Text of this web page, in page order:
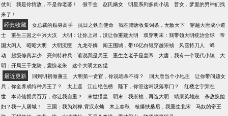
仗剑
我是你情敌，不是你老婆！ 假千金 赵氏嫡女 明星系列多肉小说
普女，梦里的男神们找
来了！
经典收藏 女总裁的贴身高手 抗日之铁血使命 我在隋唐收集词条，无敌天下
穿越大唐成小道
士
重生三国之中兴大汉 大明：让你上吊，没让你重建大明 双穿明末：我带领大明统治全球
帝
国大闲人
昭昭大明 大明流匪 九龙夺嫡 闯王围城，带10亿白银穿越崇祯 风雪持刀人
蝉
动
超级修真弃少 亮剑特种兵：谁说我是兵王 重生之老子是皇帝 大唐，我有一个现代小镇
大
明：开局三千龙骑，震惊老朱
这个大明太凶猛
最近更新 回到明初做藩王 大明第一贪官，你说咱杀不得？ 回大唐当个小地主
让你带问题女
兵，你全养成特种兵王了？
太上遥 江山绝色榜 陛下，你管这叫没落寒门？
红楼之宁荣在
世
本诗仙拥兵百万，你让我自重？ 末世猎皇 明末：我崇祯，再造大明 靖康英雄志
杀敌换媳
妇？我一人屠城！
三国：我为刘禅,霄汉永灿 木上春秋 核爆扶桑后，我重生北宋
马奴的帝王